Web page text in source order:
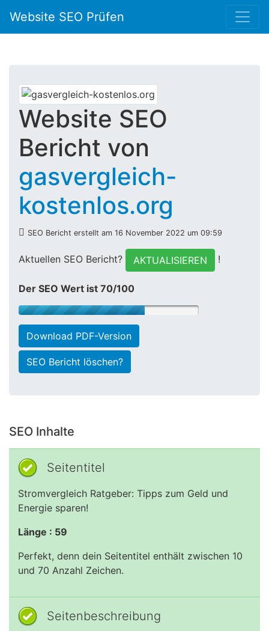
Website SEO Prüfen
Website SEO
Bericht von
gasvergleich-
kostenlos.org
SEO Bericht erstellt am 16 November 2022 um 09:59
Aktuellen SEO Bericht? AKTUALISIEREN !
Der SEO Wert ist 70/100
Download PDF-Version
SEO Bericht löschen?
SEO Inhalte
Seitentitel
Stromvergleich Ratgeber: Tipps zum Geld und
Energie sparen!
Länge : 59
Perfekt, denn dein Seitentitel enthält zwischen 10
und 70 Anzahl Zeichen.
Seitenbeschreibung